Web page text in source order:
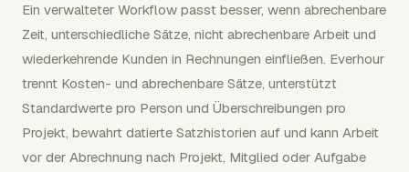
Ein verwalteter Workflow passt besser, wenn abrechenbare
Zeit, unterschiedliche Sätze, nicht abrechenbare Arbeit und
wiederkehrende Kunden in Rechnungen einfließen. Everhour
trennt Kosten- und abrechenbare Sätze, unterstützt
Standardwerte pro Person und Überschreibungen pro
Projekt, bewahrt datierte Satzhistorien auf und kann Arbeit
vor der Abrechnung nach Projekt, Mitglied oder Aufgabe